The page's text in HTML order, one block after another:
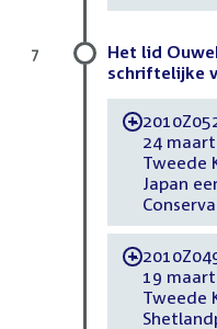
Het lid
schriftelijke
-
24
Tweede
Japan
-
19
Tweede
7